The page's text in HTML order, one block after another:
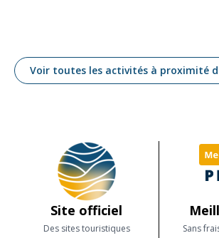
Voir toutes les activités à proximité
Site officiel
Des sites touristiques
Sans